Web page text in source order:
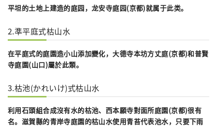
平坦的土地上建造的庭园，龙安寺庭园(京都)就属于此类。
2.準平庭式枯山水
在平庭式的庭園造小山添加變化， 大德寺本坊方丈庭(京都)和普賢
寺庭園(山口)屬於此類。
3.枯池(かれいけ)式枯山水
利用石頭組合成沒有水的枯池、 西本願寺對面所庭園(京都)很有
名。滋賀縣的青岸寺庭園的枯山水使用青苔代表池水，只要下雨